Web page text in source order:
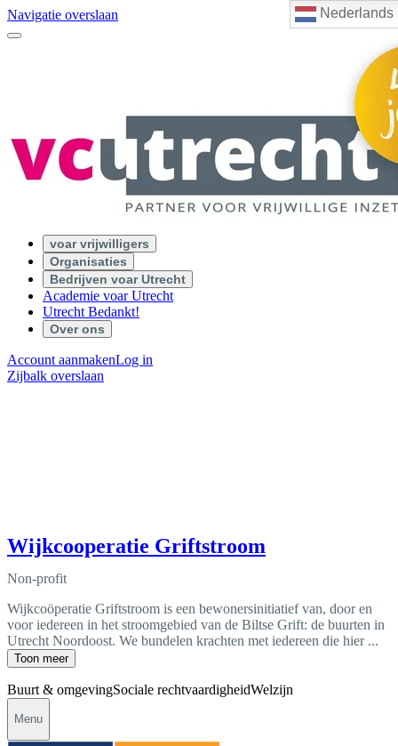
Nederlands
Navigatie overslaan
voar vrijwilligers
Organisaties
Bedrijven voar Utrecht
Academie voar Utrecht
Utrecht Bedankt!
Over ons
Account aanmakenLog in
Zijbalk overslaan
Wijkcooperatie Griftstroom
Non-profit
Wijkcoöperatie Griftstroom is een bewonersinitiatief van, door en
voor iedereen in het stroomgebied van de Biltse Grift: de buurten in
Utrecht Noordoost. We bundelen krachten met iedereen die hier ...
Toon meer
Buurt & omgevingSociale rechtvaardigheidWelzijn
Menu